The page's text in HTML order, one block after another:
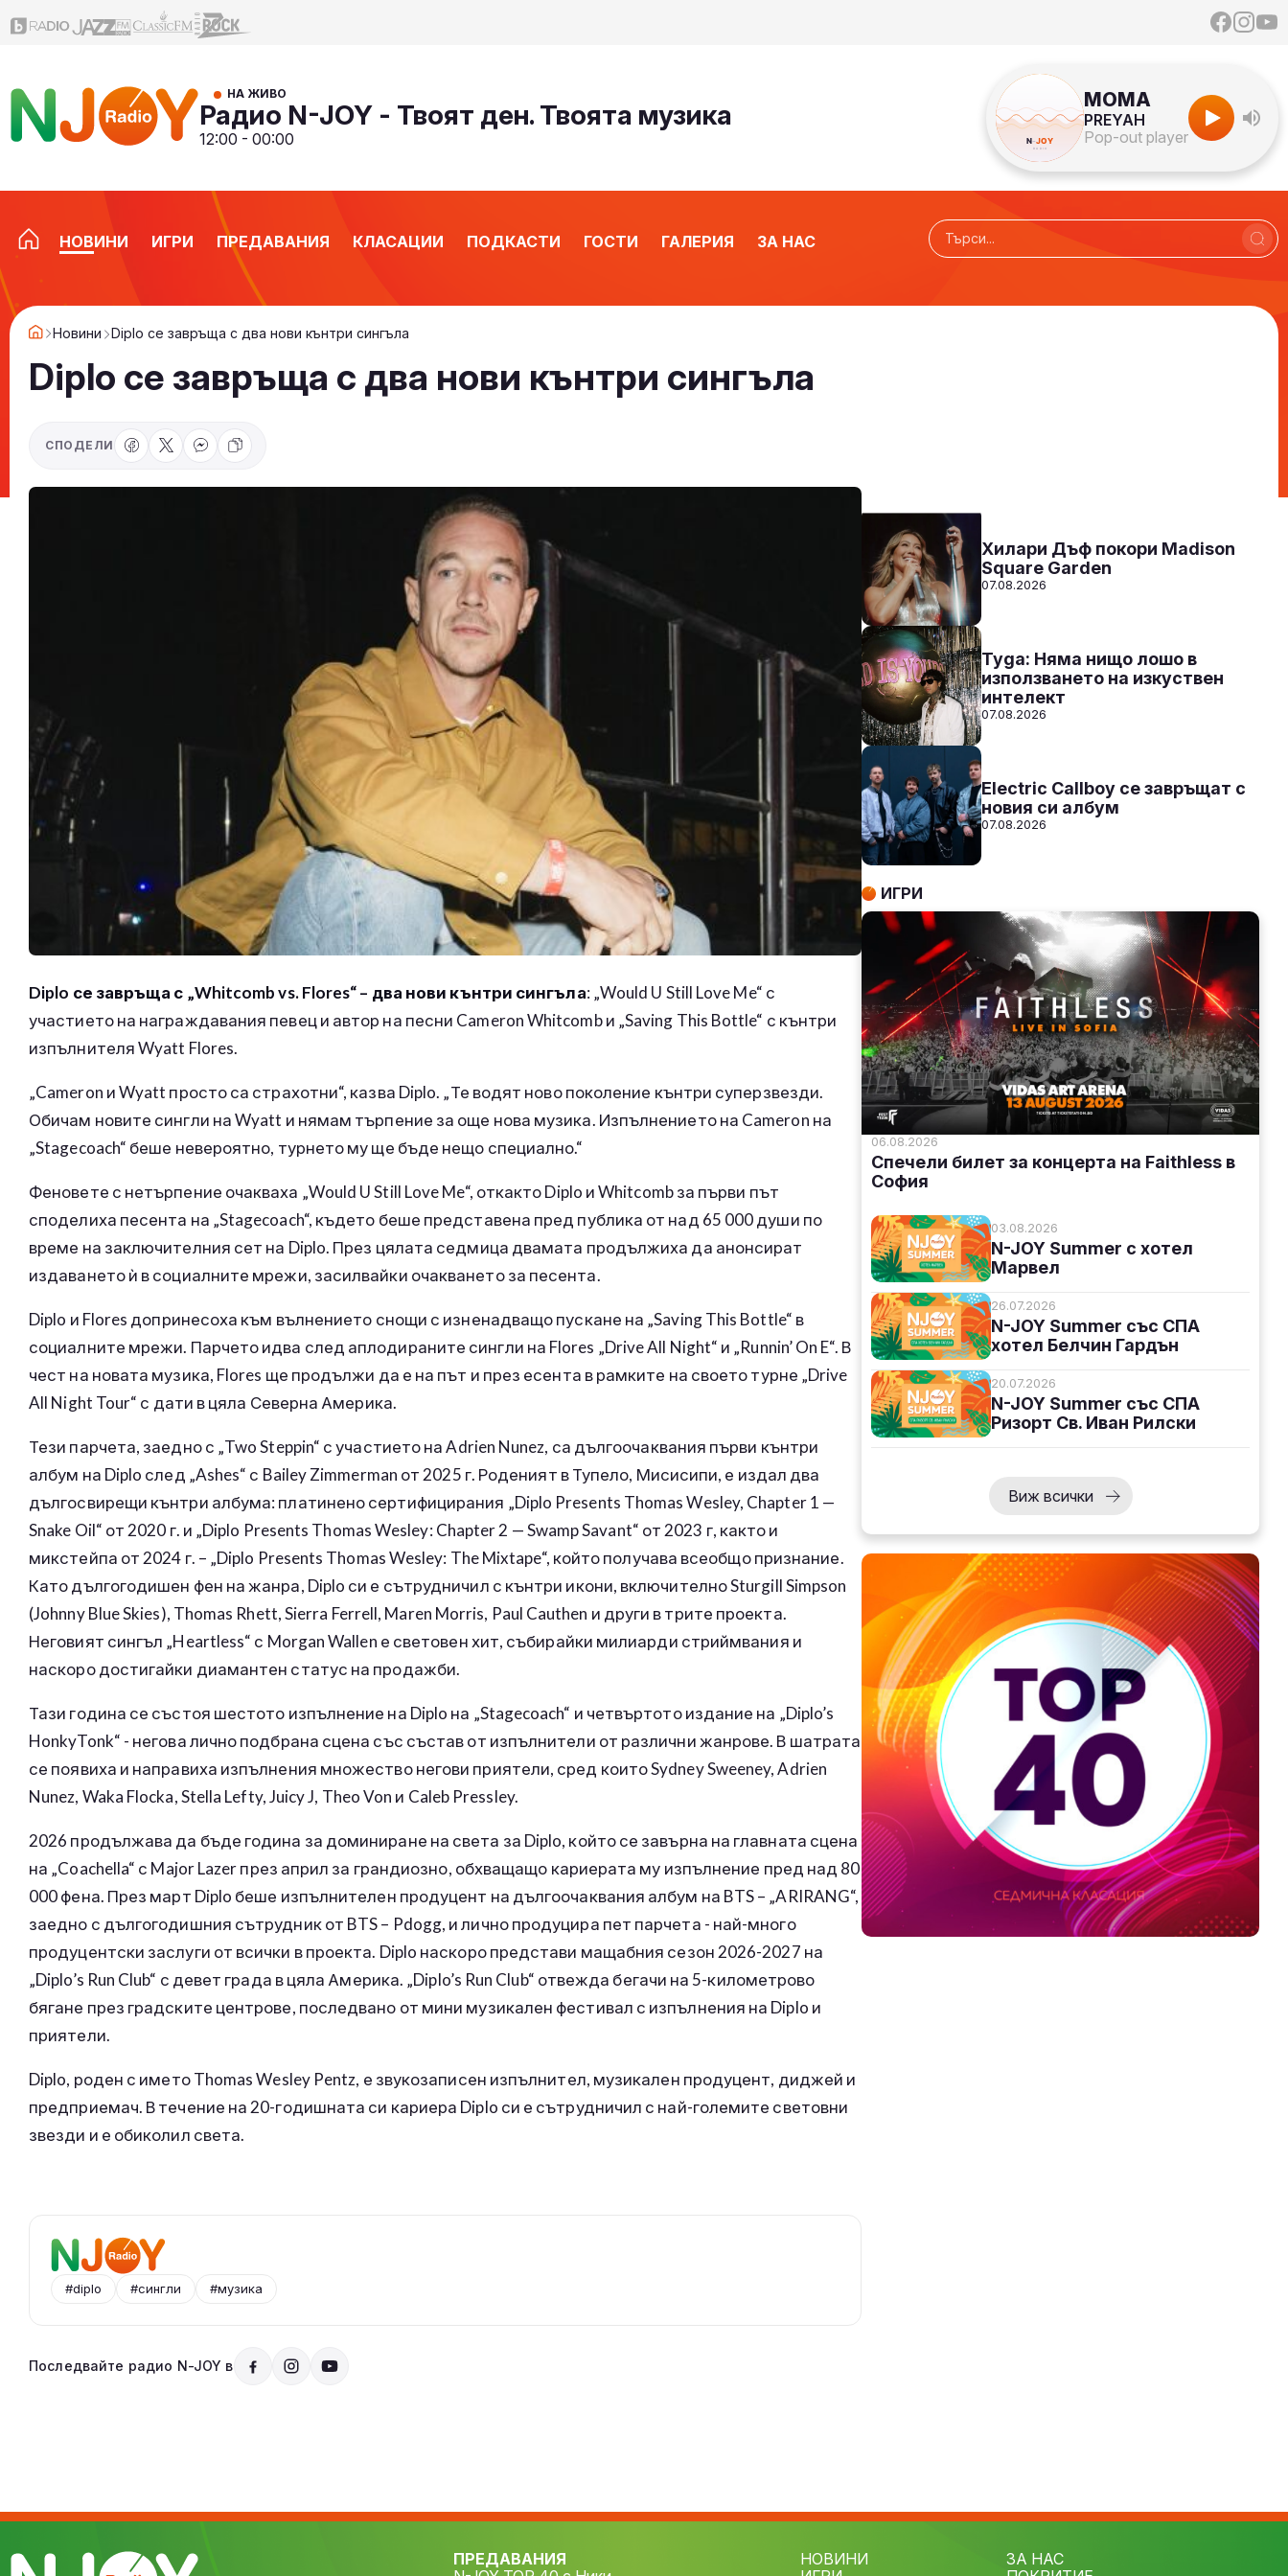
НА ЖИВО
Радио N-JOY - Твоят ден. Твоята музика
12:00 - 00:00
МОМА
PREYAH
Pop-out player
НОВИНИ ИГРИ ПРЕДАВАНИЯ КЛАСАЦИИ ПОДКАСТИ ГОСТИ ГАЛЕРИЯ ЗА НАС
Новини Diplo се завръща с два нови кънтри сингъла
Diplo се завръща с два нови кънтри сингъла
СПОДЕЛИ
Diplo се завръща с „Whitcomb vs. Flores“ – два нови кънтри сингъла: „Would U Still Love Me“ с
участието на награждавания певец и автор на песни Cameron Whitcomb и „Saving This Bottle“ с кънтри
изпълнителя Wyatt Flores.
„Cameron и Wyatt просто са страхотни“, казва Diplo. „Те водят ново поколение кънтри суперзвезди.
Обичам новите сингли на Wyatt и нямам търпение за още нова музика. Изпълнението на Cameron на
„Stagecoach“ беше невероятно, турнето му ще бъде нещо специално.“
Феновете с нетърпение очакваха „Would U Still Love Me“, откакто Diplo и Whitcomb за първи път
споделиха песента на „Stagecoach“, където беше представена пред публика от над 65 000 души по
време на заключителния сет на Diplo. През цялата седмица двамата продължиха да анонсират
издаването ѝ в социалните мрежи, засилвайки очакването за песента.
Diplo и Flores допринесоха към вълнението снощи с изненадващо пускане на „Saving This Bottle“ в
социалните мрежи. Парчето идва след аплодираните сингли на Flores „Drive All Night“ и „Runnin’ On E“. В
чест на новата музика, Flores ще продължи да е на път и през есента в рамките на своето турне „Drive
All Night Tour“ с дати в цяла Северна Америка.
Тези парчета, заедно с „Two Steppin“ с участието на Adrien Nunez, са дългоочаквания първи кънтри
албум на Diplo след „Ashes“ с Bailey Zimmerman от 2025 г. Роденият в Тупело, Мисисипи, е издал два
дългосвирещи кънтри албума: платинено сертифицирания „Diplo Presents Thomas Wesley, Chapter 1 —
Snake Oil“ от 2020 г. и „Diplo Presents Thomas Wesley: Chapter 2 — Swamp Savant“ от 2023 г, както и
микстейпа от 2024 г. – „Diplo Presents Thomas Wesley: The Mixtape“, който получава всеобщо признание.
Като дългогодишен фен на жанра, Diplo си е сътрудничил с кънтри икони, включително Sturgill Simpson
(Johnny Blue Skies), Thomas Rhett, Sierra Ferrell, Maren Morris, Paul Cauthen и други в трите проекта.
Неговият сингъл „Heartless“ с Morgan Wallen е световен хит, събирайки милиарди стриймвания и
наскоро достигайки диамантен статус на продажби.
Тази година се състоя шестото изпълнение на Diplo на „Stagecoach“ и четвъртото издание на „Diplo’s
HonkyTonk“ - негова лично подбрана сцена със състав от изпълнители от различни жанрове. В шатрата
се появиха и направиха изпълнения множество негови приятели, сред които Sydney Sweeney, Adrien
Nunez, Waka Flocka, Stella Lefty, Juicy J, Theo Von и Caleb Pressley.
2026 продължава да бъде година за доминиране на света за Diplo, който се завърна на главната сцена
на „Coachella“ с Major Lazer през април за грандиозно, обхващащо кариерата му изпълнение пред над 80
000 фена. През март Diplo беше изпълнителен продуцент на дългоочаквания албум на BTS – „ARIRANG“,
заедно с дългогодишния сътрудник от BTS – Pdogg, и лично продуцира пет парчета - най-много
продуцентски заслуги от всички в проекта. Diplo наскоро представи мащабния сезон 2026-2027 на
„Diplo’s Run Club“ с девет града в цяла Америка. „Diplo’s Run Club“ отвежда бегачи на 5-километрово
бягане през градските центрове, последвано от мини музикален фестивал с изпълнения на Diplo и
приятели.
Diplo, роден с името Thomas Wesley Pentz, е звукозаписен изпълнител, музикален продуцент, диджей и
предприемач. В течение на 20-годишната си кариера Diplo си е сътрудничил с най-големите световни
звезди и е обиколил света.
#diplo #сингли #музика
Последвайте радио N-JOY в
СЛУШАЙ
Хилари Дъф покори Madison
Square Garden
07.08.2026
Tyga: Няма нищо лошо в
използването на изкуствен
интелект
07.08.2026
Electric Callboy се завръщат с
новия си албум
07.08.2026
ИГРИ
06.08.2026
Спечели билет за концерта на Faithless в
София
03.08.2026
N-JOY Summer с хотел
Марвел
26.07.2026
N-JOY Summer със СПА
хотел Белчин Гардън
20.07.2026
N-JOY Summer със СПА
Ризорт Св. Иван Рилски
Виж всички
ПРЕДАВАНИЯ
НОВИНИ
ЗА НАС